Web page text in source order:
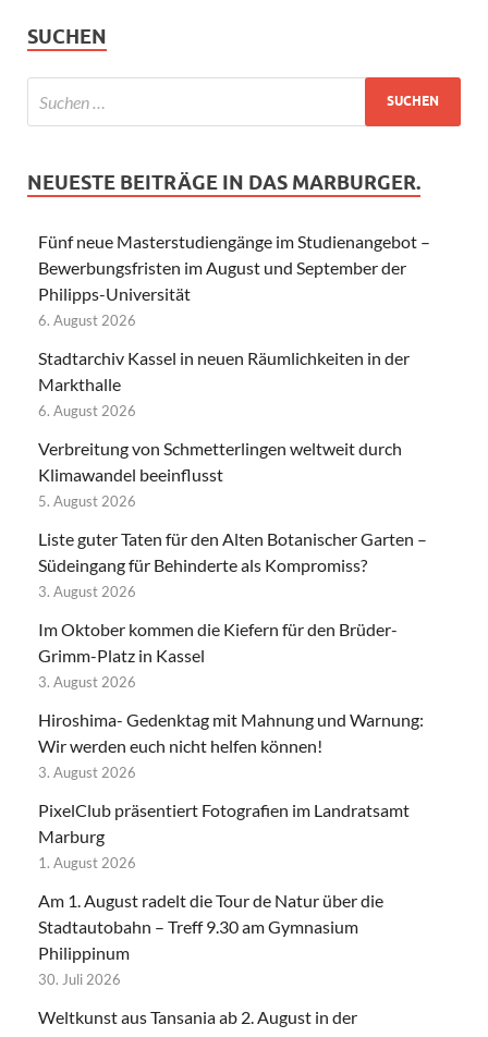
SUCHEN
NEUESTE BEITRÄGE IN DAS MARBURGER.
Fünf neue Masterstudiengänge im Studienangebot –
Bewerbungsfristen im August und September der
Philipps-Universität
6. August 2026
Stadtarchiv Kassel in neuen Räumlichkeiten in der
Markthalle
6. August 2026
Verbreitung von Schmetterlingen weltweit durch
Klimawandel beeinflusst
5. August 2026
Liste guter Taten für den Alten Botanischer Garten –
Südeingang für Behinderte als Kompromiss?
3. August 2026
Im Oktober kommen die Kiefern für den Brüder-
Grimm-Platz in Kassel
3. August 2026
Hiroshima- Gedenktag mit Mahnung und Warnung:
Wir werden euch nicht helfen können!
3. August 2026
PixelClub präsentiert Fotografien im Landratsamt
Marburg
1. August 2026
Am 1. August radelt die Tour de Natur über die
Stadtautobahn – Treff 9.30 am Gymnasium
Philippinum
30. Juli 2026
Weltkunst aus Tansania ab 2. August in der